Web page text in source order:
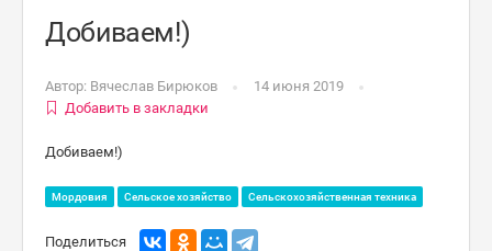
Добиваем!)
Автор: Вячеслав Бирюков
14 июня 2019
Добавить в закладки
Добиваем!)
Мордовия Сельское хозяйство Сельскохозяйственная техника
Поделиться